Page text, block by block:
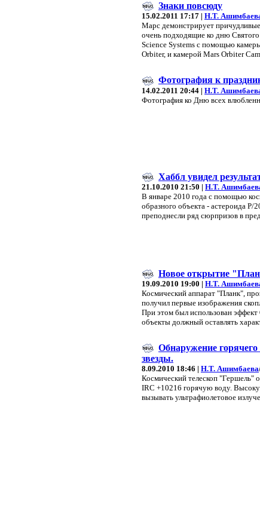
Знаки повсюду
15.02.2011 17:17 | Н.Т.
Марс демонстрирует
очень подходящие ко дню
Science Systems с помощью
Orbiter, и камерой Mars Orbiter
Фотография к
14.02.2011 20:44 | Н.Т.
Фотография ко Дню всех
Хаббл увидел
21.10.2010 21:50 | Н.Т.
В январе 2010 года с помощью
образного объекта - астероида
преподнесли ряд сюрпризов в
Новое открытие
19.09.2010 19:00 | Н.Т.
Космический аппарат "Планк",
получил первые изображения
При этом был использован эффект
объекты должный оставлять
Обнаружение горячего
звезды.
8.09.2010 18:46 | Н.Т. Ашимбаева
Космический телескоп "Гершель"
IRC +10216 горячую воду.
вызывать ультрафиолетовое